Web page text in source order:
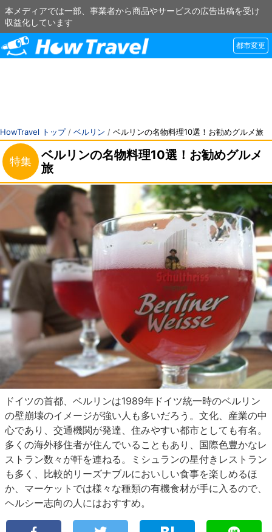
本メディアでは一部、事業者から商品やサービスの広告出稿を受け
収益化しています
都市変更
HowTravel トップ/ ベルリン / ベルリンの名物料理10選！お勧めグルメ旅
特集
ベルリンの名物料理10選！お勧めグルメ
旅
ドイツの首都、ベルリンは1989年ドイツ統一時のベルリン
の壁崩壊のイメージが強い人も多いだろう。文化、産業の中
心であり、交通機関が発達、住みやすい都市としても有名。
多くの海外移住者が住んでいることもあり、国際色豊かなレ
ストラン数々が軒を連ねる。ミシュランの星付きレストラン
も多く、比較的リーズナブルにおいしい食事を楽しめるほ
か、マーケットでは様々な種類の有機食材が手に入るので、
ヘルシー志向の人にはおすすめ。